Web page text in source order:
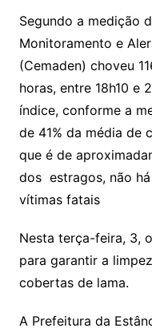
Segundo a medição
Monitoramento e
(Cemaden) choveu
horas, entre 18h10 e
índice, conforme a
de 41% da média de
que é de
dos estragos, não
vítimas fatais
Nesta terça-feira, 3,
para garantir a
cobertas de lama.
A Prefeitura da